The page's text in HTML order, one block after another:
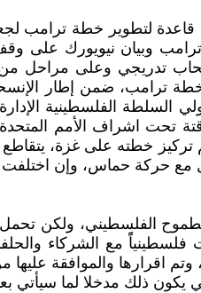
لتطوير خطة ترامب
ترامب وبيان نيويورك
تدريجي وعلى مراحل من
ترامب، ضمن إطار
السلطة الفلسطينية
تحت اشراف الأمم
خطته على غزة، يتقاطع
مع حركة حماس، وإن
الفلسطيني، ولكن
فلسطينياًً مع الشركاء
وتم اقرارها والموافقة
يكون ذلك مدخلا لما سيأتي